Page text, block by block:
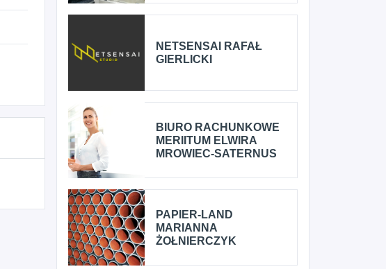
NETSENSAI RAFAŁ
GIERLICKI
BIURO RACHUNKOWE
MERIITUM ELWIRA
MROWIEC-SATERNUS
PAPIER-LAND
MARIANNA
ŻOŁNIERCZYK